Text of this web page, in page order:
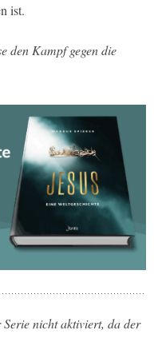
ist.
den Kampf gegen die
nicht aktiviert, da der